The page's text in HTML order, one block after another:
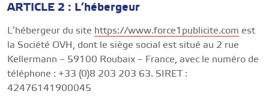
ARTICLE 2 : L’hébergeur
L’hébergeur du site https://www.force1publicite.com est
la Société OVH, dont le siège social est situé au 2 rue
Kellermann – 59100 Roubaix – France, avec le numéro de
téléphone : +33 (0)8 203 203 63. SIRET :
42476141900045